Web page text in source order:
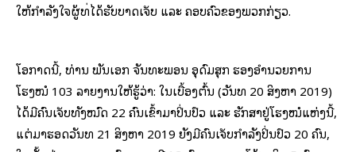
ໃຫ້ກຳລັງໃຈຜູ້ທີ່ໄດ້ຮັບບາດເຈັບ ແລະ ຄອບຄົວຂອງພວກກ່ຽວ.
ໂອກາດນີ້, ທ່ານ ພັນເອກ ຈັນທະພອນ ອຸດົມສຸກ ຮອງອຳນວຍການ
ໂຮງໝໍ 103 ລາຍງານໃຫ້ຮູ້ວ່າ: ໃນເບື້ອງຕົ້ນ (ວັນທີ 20 ສິງຫາ 2019)
ໄດ້ມີຄົນເຈັບທັງໝົດ 22 ຄົນເຂົ້າມາປິ່ນປົວ ແລະ ຮັກສາຢູ່ໂຮງໝໍແຫ່ງນີ້,
ແຕ່ມາຮອດວັນທີ 21 ສິງຫາ 2019 ຍັງມີຄົນເຈັບກຳລັງປິ່ນປົວ 20 ຄົນ,